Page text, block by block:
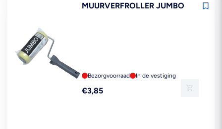
MUURVERFROLLER JUMBO
Bezorgvoorraad In de vestiging
Reguliere
€3,85